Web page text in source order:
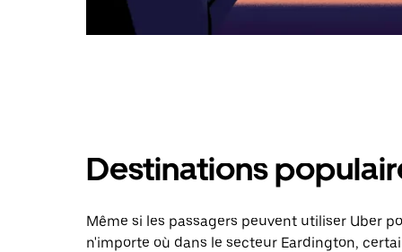
Destinations
Même si les passagers peuvent utiliser Uber
n'importe où dans le secteur Eardington,